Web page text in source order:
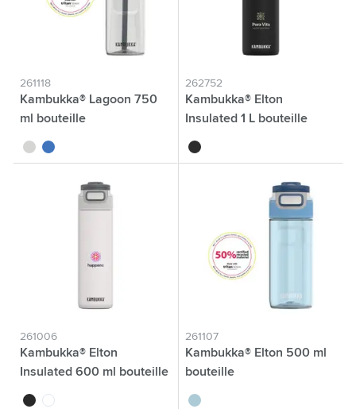
261118
Kambukka® Lagoon 750
ml bouteille
gris translucide
bleu clair
262752
Kambukka® Elton
Insulated 1 L bouteille
noir/gris
261006
Kambukka® Elton
Insulated 600 ml bouteille
noir blanc
261107
Kambukka® Elton 500 ml
bouteille
bleu clair